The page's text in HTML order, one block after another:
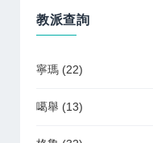
教派查詢
寧瑪 (22)
噶舉 (13)